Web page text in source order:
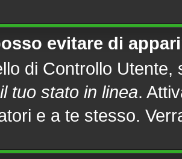
evitare di
di Controllo Utente,
tuo stato in linea.
e a te stesso.